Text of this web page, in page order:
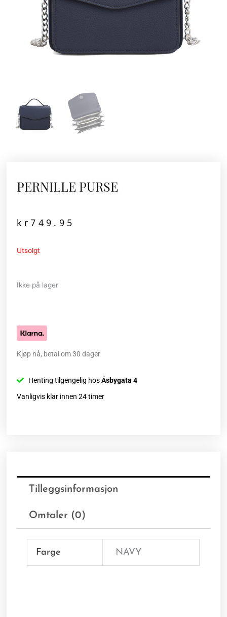
PERNILLE PURSE
kr749.95
Utsolgt
Ikke på lager
Kjøp nå, betal om 30 dager
Henting tilgengelig hosÅsbygata 4
Vanligvis klar innen 24 timer
Tilleggsinformasjon
Omtaler (0)
Farge NAVY